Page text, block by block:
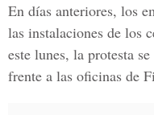
En días anteriores, los
las instalaciones de los
este lunes, la protesta
frente a las oficinas de